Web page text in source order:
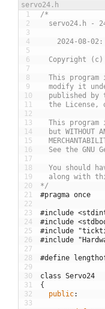
servo24.h
1
2
3
4
5
6
7
8
9
10
11
12
13
14
15
16
17
18
19
20
21
22
23
24
25
26
27
28
29
30
31
32
33
/*
servo24.h -
2024-08-02:
Copyright (c)
This
modify it
published by
the License,
This
but WITHOUT
See the GNU
You should
along with
*/
#pragma once
#include
#include
#include
#include
#define
class Servo24
{
public: